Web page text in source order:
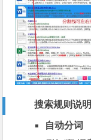
搜索规则说明
自动分词